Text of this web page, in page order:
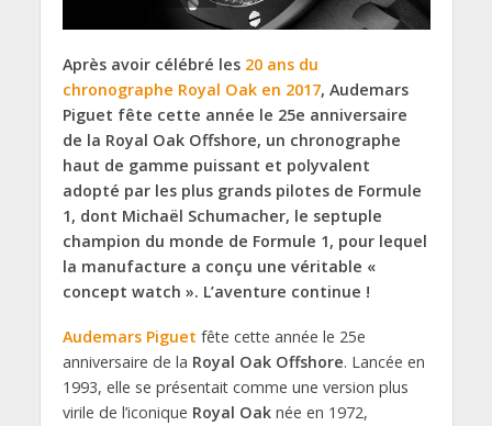
Après avoir célébré les 20 ans du
chronographe Royal Oak en 2017, Audemars
Piguet fête cette année le 25e anniversaire
de la Royal Oak Offshore, un chronographe
haut de gamme puissant et polyvalent
adopté par les plus grands pilotes de Formule
1, dont Michaël Schumacher, le septuple
champion du monde de Formule 1, pour lequel
la manufacture a conçu une véritable «
concept watch ». L’aventure continue !
Audemars Piguet fête cette année le 25e
anniversaire de la Royal Oak Offshore. Lancée en
1993, elle se présentait comme une version plus
virile de l’iconique Royal Oaknée en 1972,